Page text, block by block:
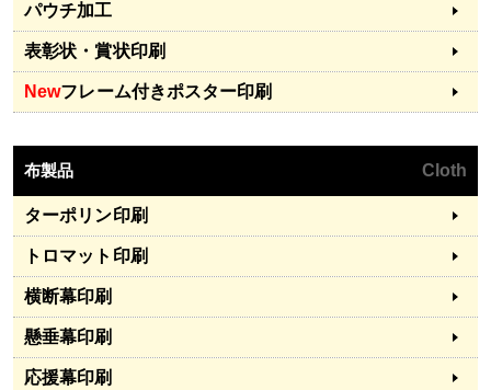
パウチ加工
表彰状・賞状印刷
Newフレーム付きポスター印刷
布製品 Cloth
ターポリン印刷
トロマット印刷
横断幕印刷
懸垂幕印刷
応援幕印刷